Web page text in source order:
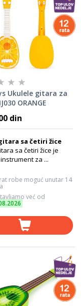
Ukulele gitara za
ORANGE
din
sa četiri žice
sa četiri žice je
za ...
robe moguć unutar 14
već od